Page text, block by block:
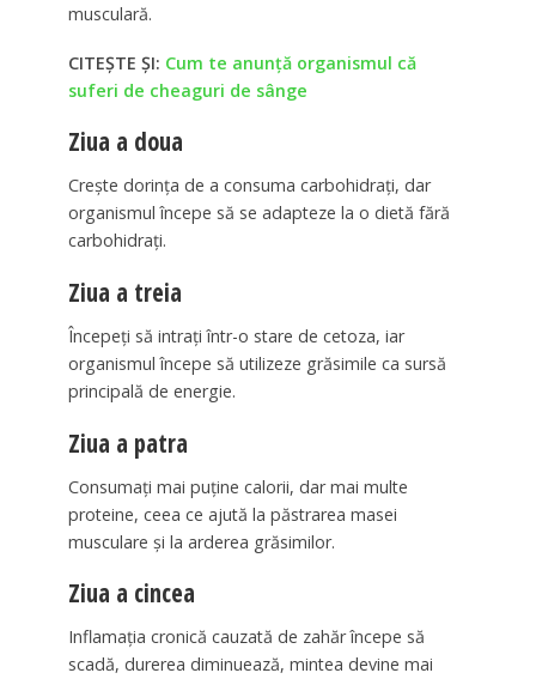
musculară.
CITEȘTE ȘI: Cum te anunță organismul că
suferi de cheaguri de sânge
Ziua a doua
Crește dorința de a consuma carbohidrați, dar
organismul începe să se adapteze la o dietă fără
carbohidrați.
Ziua a treia
Începeți să intrați într-o stare de cetoza, iar
organismul începe să utilizeze grăsimile ca sursă
principală de energie.
Ziua a patra
Consumați mai puține calorii, dar mai multe
proteine, ceea ce ajută la păstrarea masei
musculare și la arderea grăsimilor.
Ziua a cincea
Inflamația cronică cauzată de zahăr începe să
scadă, durerea diminuează, mintea devine mai